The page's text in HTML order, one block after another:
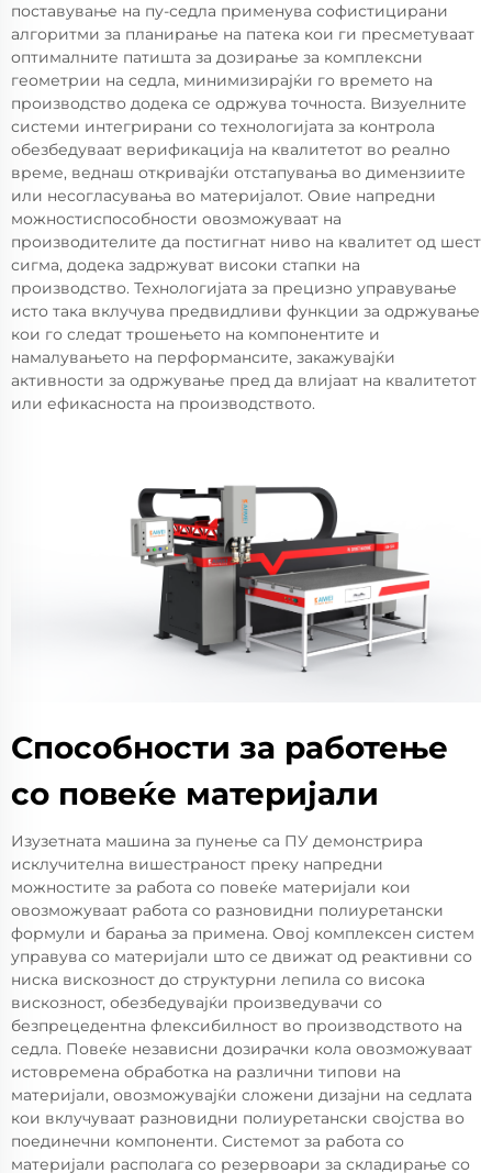
поставување на пу-седла применува софистицирани
алгоритми за планирање на патека кои ги пресметуваат
оптималните патишта за дозирање за комплексни
геометрии на седла, минимизирајќи го времето на
производство додека се одржува точноста. Визуелните
системи интегрирани со технологијата за контрола
обезбедуваат верификација на квалитетот во реално
време, веднаш откривајќи отстапувања во димензиите
или несогласувања во материјалот. Овие напредни
можностиспособности овозможуваат на
производителите да постигнат ниво на квалитет од шест
сигма, додека задржуват високи стапки на
производство. Технологијата за прецизно управување
исто така вклучува предвидливи функции за одржување
кои го следат трошењето на компонентите и
намалувањето на перформансите, закажувајќи
активности за одржување пред да влијаат на квалитетот
или ефикасноста на производството.
Способности за работење
со повеќе материјали
Изузетната машина за пунење са ПУ демонстрира
исклучителна вишестраност преку напредни
можностите за работа со повеќе материјали кои
овозможуваат работа со разновидни полиуретански
формули и барања за примена. Овој комплексен систем
управува со материјали што се движат од реактивни со
ниска вискозност до структурни лепила со висока
вискозност, обезбедувајќи произведувачи со
безпрецедентна флексибилност во производството на
седла. Повеќе независни дозирачки кола овозможуваат
истовремена обработка на различни типови на
материјали, овозможувајќи сложени дизајни на седлата
кои вклучуваат разновидни полиуретански својства во
поединечни компоненти. Системот за работа со
материјали располага со резервоари за складирање со